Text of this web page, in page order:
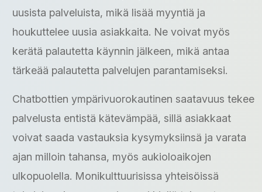
uusista palveluista, mikä lisää myyntiä ja
houkuttelee uusia asiakkaita. Ne voivat myös
kerätä palautetta käynnin jälkeen, mikä antaa
tärkeää palautetta palvelujen parantamiseksi.
Chatbottien ympärivuorokautinen saatavuus tekee
palvelusta entistä kätevämpää, sillä asiakkaat
voivat saada vastauksia kysymyksiinsä ja varata
ajan milloin tahansa, myös aukioloaikojen
ulkopuolella. Monikulttuurisissa yhteisöissä